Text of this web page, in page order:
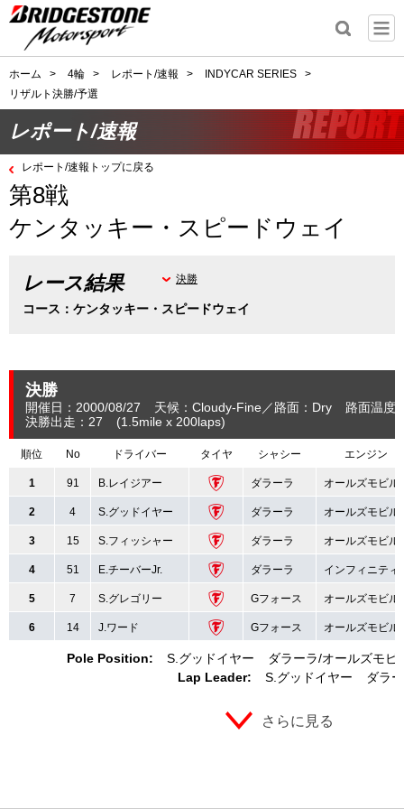
ホーム > 4輪 > レポート/速報 > INDYCAR SERIES
>
リザルト決勝/予選
レポート/速報
レポート/速報トップに戻る
第8戦
ケンタッキー・スピードウェイ
レース結果
コース：ケンタッキー・スピードウェイ
決勝
決勝
開催日：2000/08/27 天候：Cloudy-Fine 路面：Dry
路面温
決勝出走：27
(1.5mile x 200laps)
順位 No ドライバー タイヤ シャシー エンジン
Pole Position: S.グッドイヤー ダラーラ オールズモビ
Lap Leader:
S.グッドイヤー ダラ
1 91 B.レイジアー ダラーラ オールズモビル
2 4 S.グッドイヤー ダラーラ オールズモビル
3 15 S.フィッシャー ダラーラ オールズモビル
4 51 E.チーバーJr. ダラーラ インフィニティ
5 7 S.グレゴリー Gフォース オールズモビル
6 14 J.ワード Gフォース オールズモビル
さらに見る